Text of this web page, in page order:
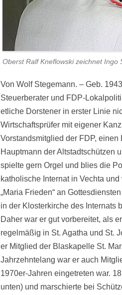
Oberst Ralf Kneflowski zeichnet
Von Wolf Stegemann. – Geb.
Steuerberater und FDP-
etliche Dorstener in erster Linie
Wirtschaftsprüfer mit eigener
Vorstandsmitglied der FDP,
Hauptmann der Altstadtschützen
spielte gern Orgel und blies die
katholische Internat in Vechta
„Maria Frieden“ an
in der Klosterkirche des Internats
Daher war er gut vorbereitet, als
regelmäßig in St. Agatha und St.
er Mitglied der Blaskapelle St.
Jahrzehntelang war er auch
1970er-Jahren eingetreten war.
unten) und marschierte bei